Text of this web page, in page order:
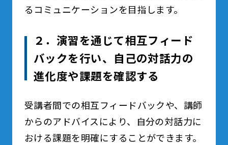
るコミュニケーションを目指します。
２．演習を通じて相互フィード
バックを行い、自己の対話力の
進化度や課題を確認する
受講者間での相互フィードバックや、講師
からのアドバイスにより、自分の対話力に
おける課題を明確にすることができます。